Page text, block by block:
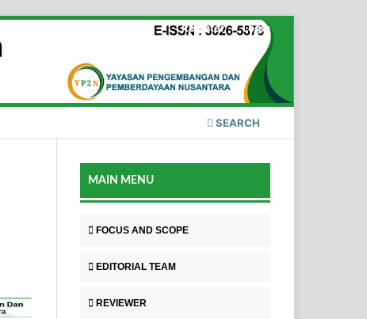
SEARCH
Register Login
MAIN MENU
FOCUS AND SCOPE
EDITORIAL TEAM
REVIEWER